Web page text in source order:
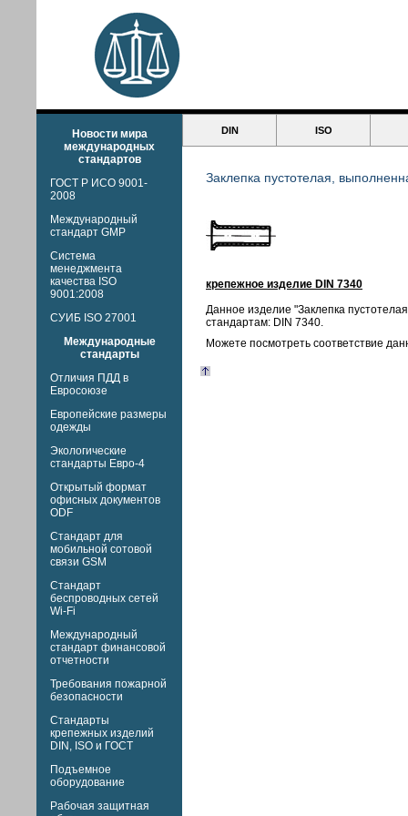
Новости мира
международных
стандартов
ГОСТ Р ИСО 9001-
2008
Международный
стандарт GMP
Система
менеджмента
качества ISO
9001:2008
СУИБ ISO 27001
Международные
стандарты
Отличия ПДД в
Евросоюзе
Европейские размеры
одежды
Экологические
стандарты Евро-4
Открытый формат
офисных документов
ODF
Стандарт для
мобильной сотовой
связи GSM
Стандарт
беспроводных сетей
Wi-Fi
Международный
стандарт финансовой
отчетности
Требования пожарной
безопасности
Стандарты
крепежных изделий
DIN, ISO и ГОСТ
Подъемное
оборудование
Рабочая защитная
DIN ISO
Заклепка пустотелая,
крепежное изделие DIN 7340
Данное изделие "Заклепка
стандартам: DIN 7340.
Можете посмотреть соответствие